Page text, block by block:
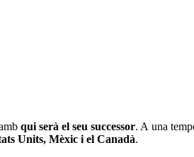
qui serà el seu successor. A una
Units, Mèxic i el Canadà.